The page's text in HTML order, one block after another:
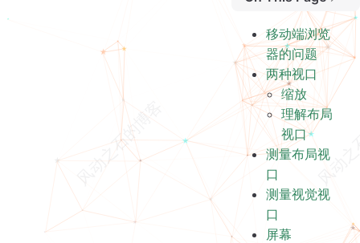
测量布局视口
测量视觉视口
屏幕
缩放层级
滚动偏移
html 元素
媒体查询
事件坐标
Meta viewport
相关研究
移动端浏览
器的问题
两种视口
缩放
理解布局
视口
测量布局视
口
测量视觉视
口
屏幕